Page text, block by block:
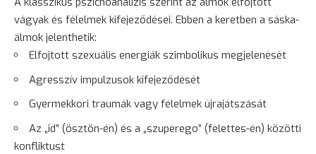
vágyak és félelmek kifejeződései. Ebben a keretben a sáska-
álmok jelenthetik:
Elfojtott szexuális energiák szimbolikus megjelenését
Agresszív impulzusok kifejeződését
Gyermekkori traumák vagy félelmek újrajátszását
Az „id” (ösztön-én) és a „szuperego” (felettes-én) közötti
konfliktust